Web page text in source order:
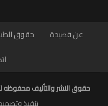
عن قصيدة حقوق
حقوق النشر والتأليف محفوظه